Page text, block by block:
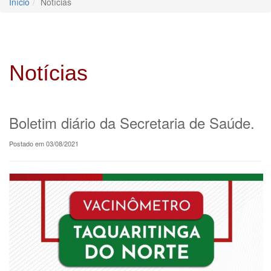
Notícias
Boletim diário da Secretaria de Saúde.
Postado em 03/08/2021